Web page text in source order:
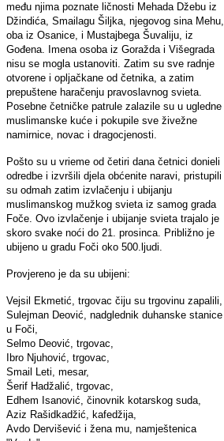
među njima poznate ličnosti Mehada Džebu iz
Džindića, Smailagu Šiljka, njegovog sina Mehu,
oba iz Osanice, i Mustajbega Šuvaliju, iz
Gođena. Imena osoba iz Goražda i Višegrada
nisu se mogla ustanoviti. Zatim su sve radnje
otvorene i opljačkane od četnika, a zatim
prepuštene haračenju pravoslavnog svieta.
Posebne četničke patrule zalazile su u ugledne
muslimanske kuće i pokupile sve živežne
namirnice, novac i dragocjenosti.
Pošto su u vrieme od četiri dana četnici donieli
odredbe i izvršili djela obćenite naravi, pristupili
su odmah zatim izvlačenju i ubijanju
muslimanskog mužkog svieta iz samog grada
Foče. Ovo izvlačenje i ubijanje svieta trajalo je
skoro svake noći do 21. prosinca. Približno je
ubijeno u gradu Foči oko 500.ljudi.
Provjereno je da su ubijeni:
Vejsil Ekmetić, trgovac čiju su trgovinu zapalili,
Sulejman Deović, nadglednik duhanske stanice
u Foči,
Selmo Deović, trgovac,
Ibro Njuhović, trgovac,
Smail Leti, mesar,
Šerif Hadžalić, trgovac,
Edhem Isanović, činovnik kotarskog suda,
Aziz Rašidkadžić, kafedžija,
Avdo Dervišević i žena mu, namještenica